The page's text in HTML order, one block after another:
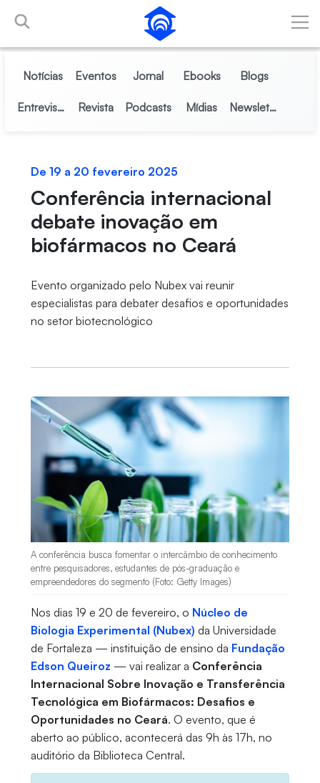
Pular para o Conteúdo principal
Notícias Eventos Jornal Ebooks Blogs
Entrevistas Revista Podcasts Mídias Newsletter
De 19 a 20 fevereiro 2025
Conferência internacional
debate inovação em
biofármacos no Ceará
Evento organizado pelo Nubex vai reunir
especialistas para debater desafios e oportunidades
no setor biotecnológico
A conferência busca fomentar o intercâmbio de conhecimento
entre pesquisadores, estudantes de pós-graduação e
empreendedores do segmento (Foto: Getty Images)
Nos dias 19 e 20 de fevereiro, o Núcleo de
Biologia Experimental (Nubex) da Universidade
de Fortaleza — instituição de ensino da Fundação
Edson Queiroz — vai realizar a Conferência
Internacional Sobre Inovação e Transferência
Tecnológica em Biofármacos: Desafios e
Oportunidades no Ceará. O evento, que é
aberto ao público, acontecerá das 9h às 17h, no
auditório da Biblioteca Central.